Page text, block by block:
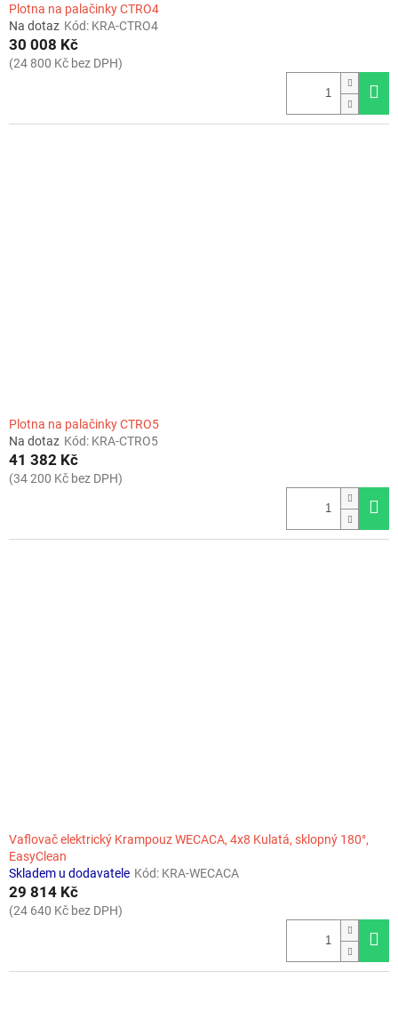
Plotna na palačinky CTRO4
Na dotaz Kód: KRA-CTRO4
30 008 Kč
(24 800 Kč bez DPH)
Plotna na palačinky CTRO5
Na dotaz Kód: KRA-CTRO5
41 382 Kč
(34 200 Kč bez DPH)
Vaflovač elektrický Krampouz WECACA, 4x8 Kulatá, sklopný 180°,
EasyClean
Skladem u dodavatele Kód: KRA-WECACA
29 814 Kč
(24 640 Kč bez DPH)